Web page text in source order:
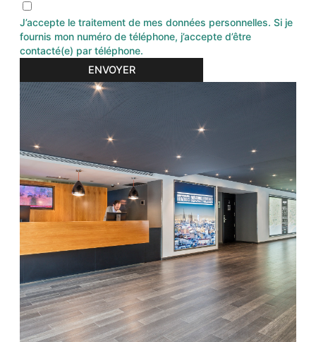
J’accepte le traitement de mes données personnelles. Si je
fournis mon numéro de téléphone, j’accepte d’être
contacté(e) par téléphone.
ENVOYER